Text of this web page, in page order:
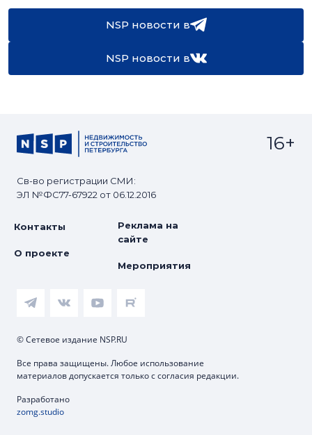
NSP новости в
NSP новости в
Св-во регистрации СМИ:
ЭЛ №ФС77-67922 от 06.12.2016
16+
Контакты
О проекте
Реклама на
сайте
Мероприятия
© Сетевое издание NSP.RU
Все права защищены. Любое использование
материалов допускается только с согласия редакции.
Разработано
zomg.studio